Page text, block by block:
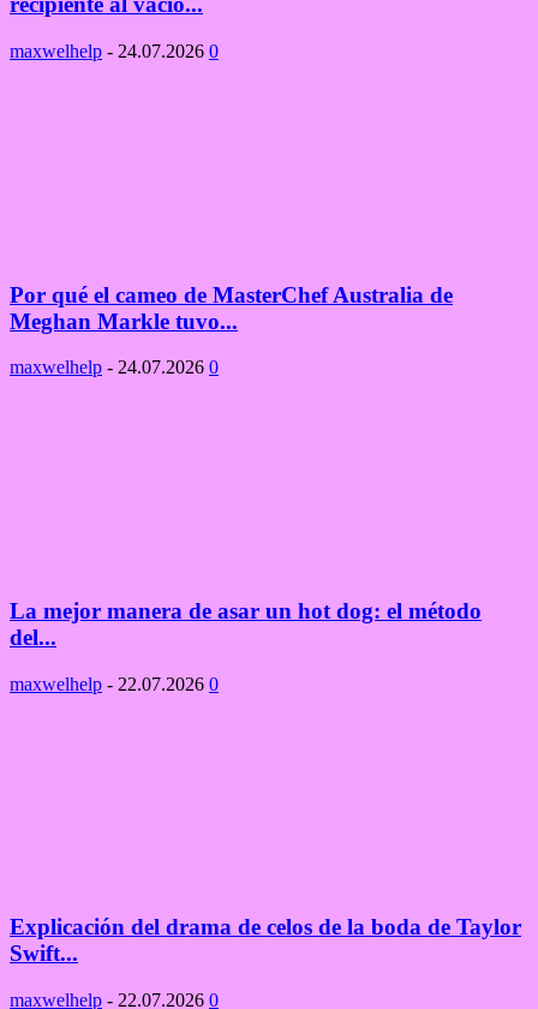
maxwelhelp - 24.07.2026 0
Por qué el cameo de MasterChef Australia de
Meghan Markle tuvo...
maxwelhelp - 24.07.2026 0
La mejor manera de asar un hot dog: el método
del...
maxwelhelp - 22.07.2026 0
Explicación del drama de celos de la boda de Taylor
Swift...
maxwelhelp - 22.07.2026 0